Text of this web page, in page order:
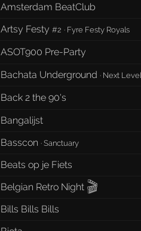
Amsterdam BeatClub
Artsy Festy #2 · Fyre Festy Royals
ASOT900 Pre-Party
Bachata Underground · Next Level
Back 2 the 90's
Bangalijst
Basscon ·Sanctuary
Beats op je Fiets
Belgian Retro Night 🎬
Bills Bills Bills